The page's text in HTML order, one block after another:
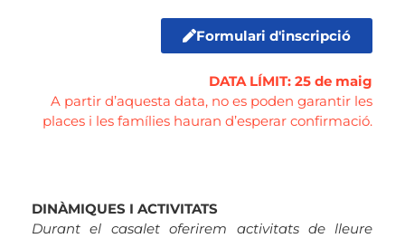
Formulari d'inscripció
DATA LÍMIT: 25 de maig
A partir d’aquesta data, no es poden garantir les
places i les famílies hauran d’esperar confirmació.
DINÀMIQUES I ACTIVITATS
Durant el casalet oferirem activitats de lleure